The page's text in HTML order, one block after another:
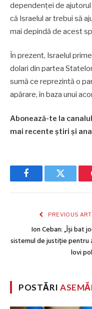
dependenței de
că Israelul ar trebui să
mai depindă de acest
În prezent, Israelul
dolari din partea
sumă ce reprezintă o
apărare, în baza unui
Abonează-te la
mai recente știri și
FacebookTwitter
PREVIOUS
Ion Ceban: „Își bat
sistemul de justiție pentru
lovi
POSTĂRI